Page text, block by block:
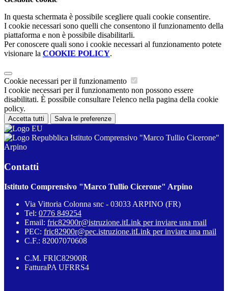
In questa schermata è possibile scegliere quali cookie consentire.
I cookie necessari sono quelli che consentono il funzionamento della
piattaforma e non è possibile disabilitarli.
Per conoscere quali sono i cookie necessari al funzionamento potete
visionare la COOKIE POLICY.
Cookie necessari per il funzionamento
I cookie necessari per il funzionamento non possono essere
disabilitati. È possibile consultare l'elenco nella pagina della cookie
policy.
Accetta tutti Salva le preferenze
Istituto Comprensivo "Marco Tullio Cicerone"
Arpino
Contatti
Istituto Comprensivo "Marco Tullio Cicerone" Arpino
Via Vittoria Colonna snc - 03033 ARPINO (FR)
Tel: 0776 849254
Email: fric82900r@istruzione.itLink per inviare una mail
PEC: fric82900r@pec.istruzione.itLink per inviare una mail
C.F.: 82007070608
C.M. FRIC82900R
FatturaPA UFRRS4